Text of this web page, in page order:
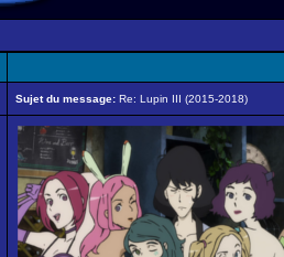
Sujet du message: Re: Lupin III (2015-2018)